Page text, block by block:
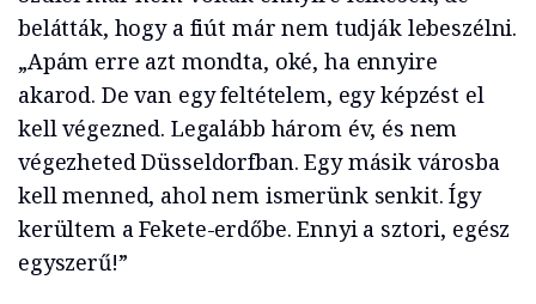
belátták, hogy a fiút már nem tudják lebeszélni.
„Apám erre azt mondta, oké, ha ennyire
akarod. De van egy feltételem, egy képzést el
kell végezned. Legalább három év, és nem
végezheted Düsseldorfban. Egy másik városba
kell menned, ahol nem ismerünk senkit. Így
kerültem a Fekete-erdőbe. Ennyi a sztori, egész
egyszerű!”